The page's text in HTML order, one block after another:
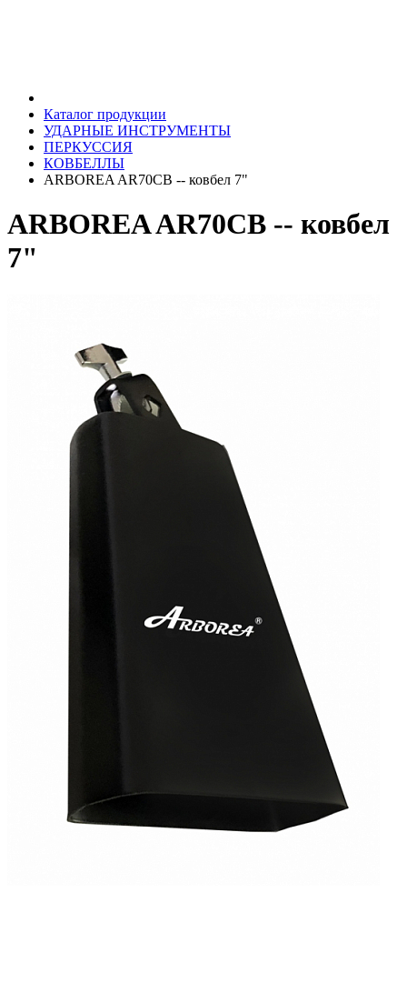
Каталог продукции
УДАРНЫЕ ИНСТРУМЕНТЫ
ПЕРКУССИЯ
КОВБЕЛЛЫ
ARBOREA AR70CB -- ковбел 7"
ARBOREA AR70CB -- ковбел
7"